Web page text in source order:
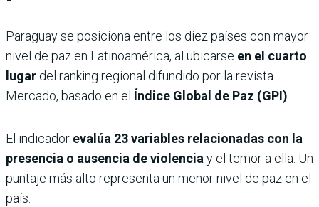
Paraguay se posiciona entre los diez países con mayor
nivel de paz en Latinoamérica, al ubicarse en el cuarto
lugar del ranking regional difundido por la revista
Mercado, basado en el Índice Global de Paz (GPI)
El indicador evalúa 23 variables relacionadas con la
presencia o ausencia de violencia y el temor a ella. Un
puntaje más alto representa un menor nivel de paz en el
país.